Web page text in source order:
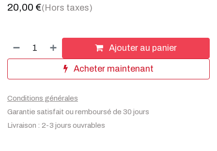
20,00 €(Hors taxes)
Ajouter au panier
Acheter maintenant
Conditions générales
Garantie satisfait ou remboursé de 30 jours
Livraison : 2-3 jours ouvrables